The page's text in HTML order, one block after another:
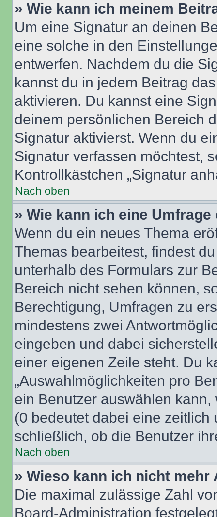
» Wie kann ich meinem
Um eine Signatur an deinen
eine solche in den
entwerfen. Nachdem du die
kannst du in jedem Beitrag
aktivieren. Du kannst eine
deinem persönlichen Bereich
Signatur aktivierst. Wenn du
Signatur verfassen möchtest,
Kontrollkästchen „Signatur
Nach oben
» Wie kann ich eine
Wenn du ein neues Thema
Themas bearbeitest, findest
unterhalb des Formulars zur
Bereich nicht sehen können,
Berechtigung, Umfragen zu
mindestens zwei
eingeben und dabei
einer eigenen Zeile steht. Du
„Auswahlmöglichkeiten pro
ein Benutzer auswählen
(0 bedeutet dabei eine
schließlich, ob die Benutzer
Nach oben
» Wieso kann ich nicht
Die maximal zulässige Zahl
Board-Administration